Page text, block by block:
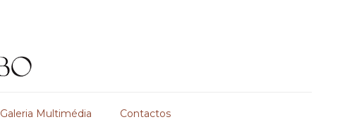
Galeria Multimédia Contactos